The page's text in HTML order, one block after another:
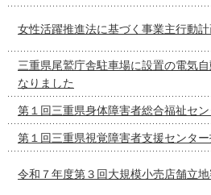
女性活躍推進法に基づく事業主行動
三重県尾鷲庁舎駐車場に設置の電気
なりました
第１回三重県身体障害者総合福祉セ
第１回三重県視覚障害者支援センタ
令和７年度第３回大規模小売店舗立